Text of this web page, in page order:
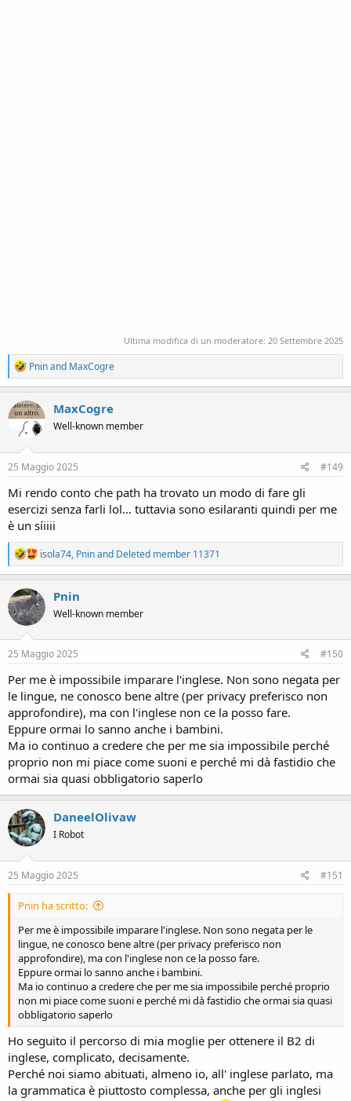
Ultima modifica di un moderatore: 20 Settembre 2025
R
e
a
c
t
n
s
Pninand MaxCogre
MaxCogre
Well-known member
25 Maggio 2025 #149
Mi rendo conto che path ha trovato un modo di fare gli
esercizi senza farli lol... tuttavia sono esilaranti quindi per me
è un síiiii
R
e
a
c
t
i
n
s
isola74, Pninand Deleted member 11371
Pnin
Well-known member
25 Maggio 2025 #150
Per me è impossibile imparare l'inglese. Non sono negata per
le lingue, ne conosco bene altre (per privacy preferisco non
approfondire), ma con l'inglese non ce la posso fare.
Eppure ormai lo sanno anche i bambini.
Ma io continuo a credere che per me sia impossibile perché
proprio non mi piace come suoni e perché mi dà fastidio che
ormai sia quasi obbligatorio saperlo
DaneelOlivaw
I Robot
25 Maggio 2025 #151
Pnin ha scritto:
Per me è impossibile imparare l'inglese. Non sono negata per le
lingue, ne conosco bene altre (per privacy preferisco non
approfondire), ma con l'inglese non ce la posso fare.
Eppure ormai lo sanno anche i bambini.
Ma io continuo a credere che per me sia impossibile perché proprio
non mi piace come suoni e perché mi dà fastidio che ormai sia quasi
obbligatorio saperlo
Ho seguito il percorso di mia moglie per ottenere il B2 di
inglese, complicato, decisamente.
Perché noi siamo abituati, almeno io, all' inglese parlato, ma
la grammatica è piuttosto complessa, anche per gli inglesi